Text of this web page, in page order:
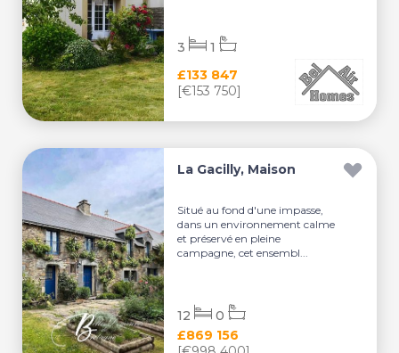
£133 847
[€153 750]
3 1
La Gacilly, Maison
Situé au fond d'une impasse,
dans un environnement calme
et préservé en pleine
campagne, cet ensembl...
£869 156
12 0